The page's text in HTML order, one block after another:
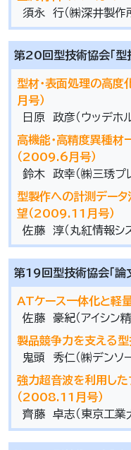
須永 行（㈱深井製作
第20回型技術協会「型
型材・表面処理の高
月号）
日原 政彦（ウッデホ
高機能・高精度異種材
（2009.6月号）
鈴木 政幸（㈱三琇プ
型製作への計測デー
望（2009.11月号）
佐藤 淳（丸紅情報シ
第19回型技術協会「論
ATケース一体化と軽
佐藤 豪紀（アイシン精
製品競争力を支える
鬼頭 秀仁（㈱デンソー
強力超音波を利用し
（2008.11月号）
齊藤 卓志（東京工業